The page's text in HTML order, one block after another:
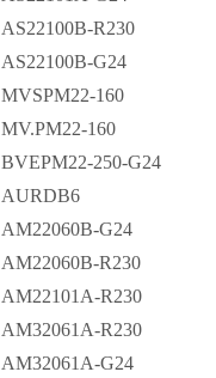
AS22100B-R230
AS22100B-G24
MVSPM22-160
MV.PM22-160
BVEPM22-250-G24
AURDB6
AM22060B-G24
AM22060B-R230
AM22101A-R230
AM32061A-R230
AM32061A-G24